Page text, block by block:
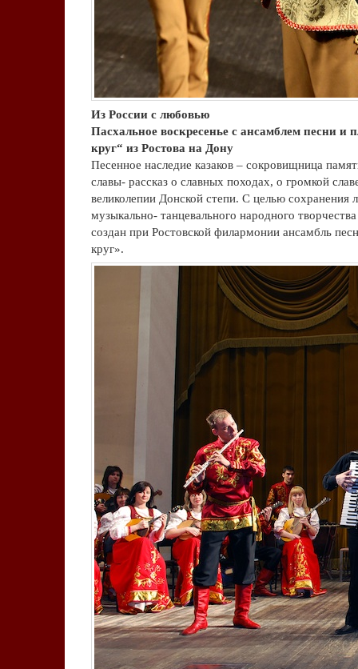
Из России с любовью
Пасхальное воскресенье с ансамблем песни и
круг“ из Ростова на Дону
Песенное наследие казаков – сокровищница
славы- рассказ о славных походах, о громкой
великолепии Донской степи. С целью сохранения
музыкально- танцевального народного
создан при Ростовской филармонии ансамбль
круг».